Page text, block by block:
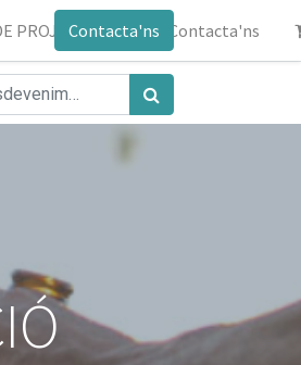
PROJECTE Blog Contacta'ns
Contacta'ns